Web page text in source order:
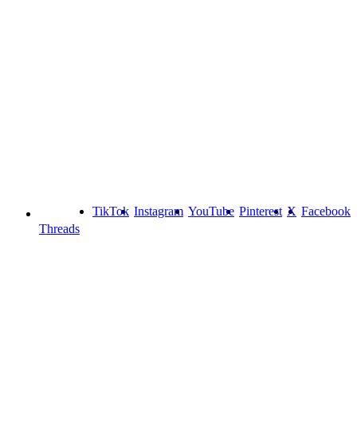
Facebook
X
Pinterest
YouTube
Instagram
TikTok
Threads